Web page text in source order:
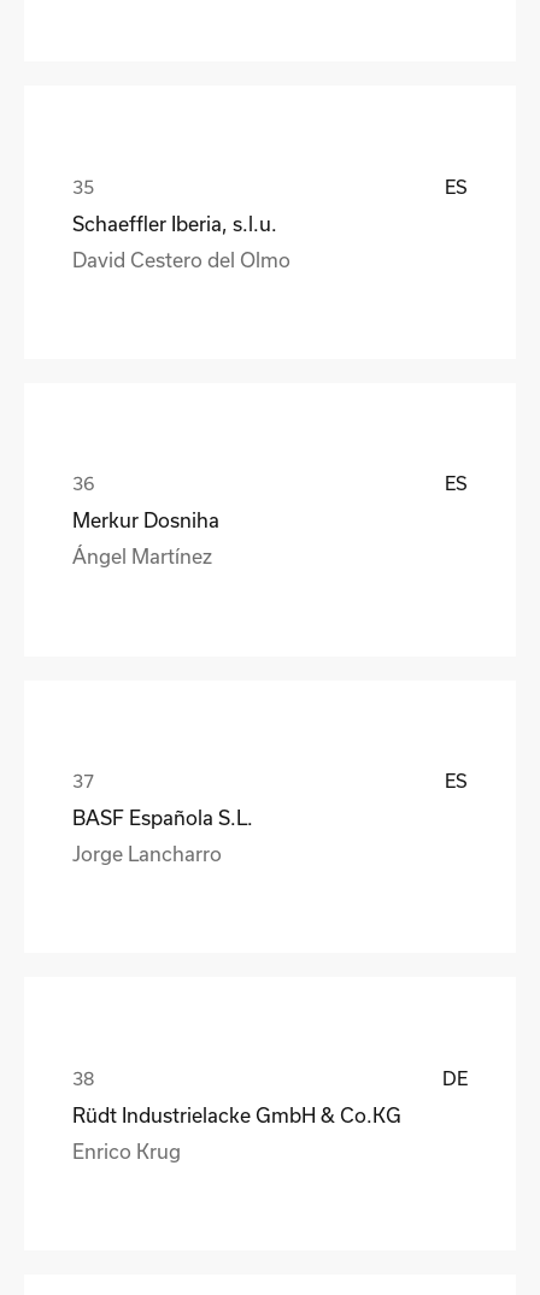
ES
Schaeffler Iberia, s.l.u.
David Cestero del Olmo
ES
Merkur Dosniha
Ángel Martínez
ES
BASF Española S.L.
Jorge Lancharro
DE
Rüdt Industrielacke GmbH & Co.KG
Enrico Krug